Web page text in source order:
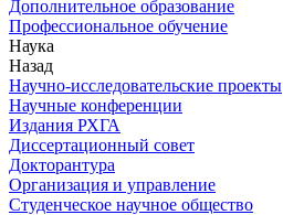
Дополнительное образование
Профессиональное обучение
Наука
Назад
Научно-исследовательские проекты
Научные конференции
Издания РХГА
Диссертационный совет
Докторантура
Организация и управление
Студенческое научное общество